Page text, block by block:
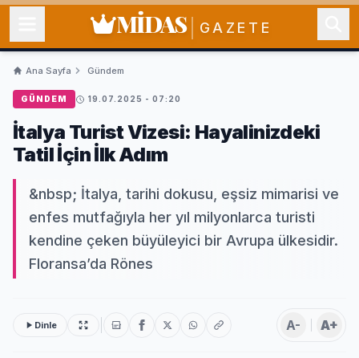
MİDAS GAZETE
Ana Sayfa Gündem
GÜNDEM 19.07.2025 - 07:20
İtalya Turist Vizesi: Hayalinizdeki
Tatil İçin İlk Adım
&nbsp; İtalya, tarihi dokusu, eşsiz mimarisi ve
enfes mutfağıyla her yıl milyonlarca turisti
kendine çeken büyüleyici bir Avrupa ülkesidir.
Floransa’da Rönes
Dinle A- A+